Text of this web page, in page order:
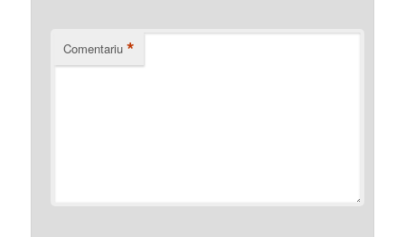
Comentariu *